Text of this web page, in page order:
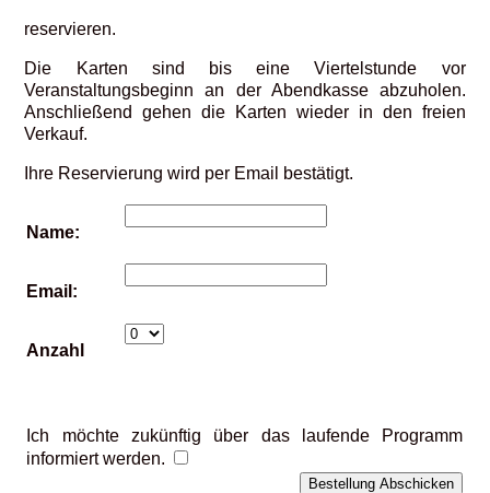
reservieren.
Die Karten sind bis eine Viertelstunde vor
Veranstaltungsbeginn an der Abendkasse abzuholen.
Anschließend gehen die Karten wieder in den freien
Verkauf.
Ihre Reservierung wird per Email bestätigt.
Name:
Email:
Anzahl
Ich möchte zukünftig über das laufende Programm
informiert werden.